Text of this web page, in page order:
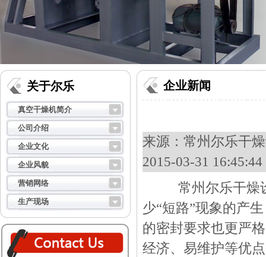
关于尔乐
真空干燥机简介
公司介绍
企业文化
企业风貌
营销网络
生产现场
企业新闻
来源： 常州尔乐干
2015-03-31
常州尔乐干燥
少“短路”现象的产
的密封要求也更严
经济、易维护等优